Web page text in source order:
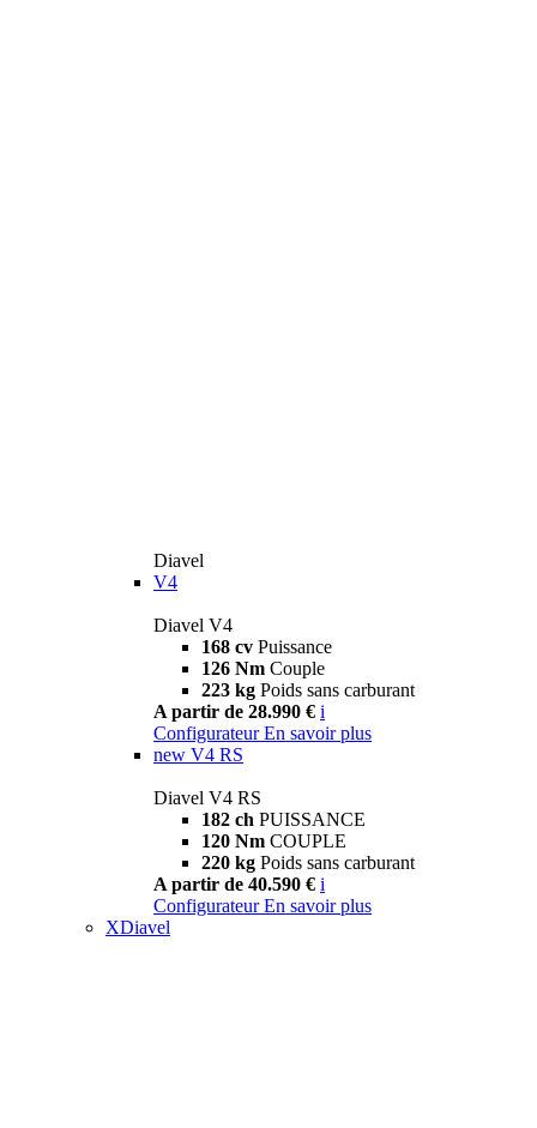
Diavel
V4
Diavel V4
168 cv Puissance
126 Nm Couple
223 kg Poids sans carburant
A partir de 28.990 € i
Configurateur En savoir plus
new V4 RS
Diavel V4 RS
182 ch PUISSANCE
120 Nm COUPLE
220 kg Poids sans carburant
A partir de 40.590 € i
Configurateur En savoir plus
XDiavel